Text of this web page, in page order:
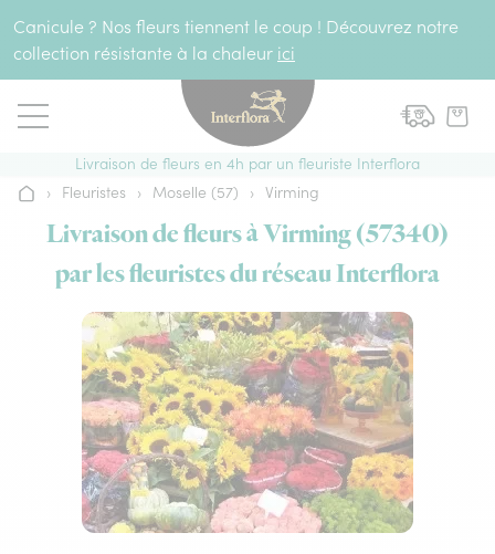
Canicule ? Nos fleurs tiennent le coup ! Découvrez notre
collection résistante à la chaleur ici
Livraison de fleurs en 4h par un fleuriste Interflora
Accueil
› Fleuristes › Moselle (57) › Virming
Livraison de fleurs à Virming (57340)
par les fleuristes du réseau Interflora